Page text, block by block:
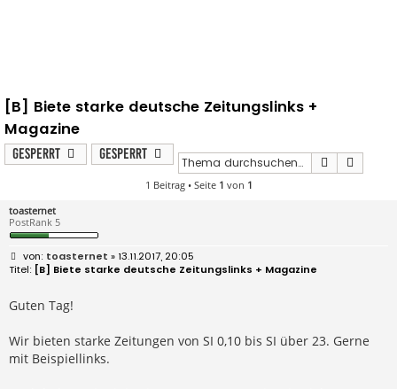
[B] Biete starke deutsche Zeitungslinks +
Magazine
Gesperrt Gesperrt Suche
1 Beitrag • Seite 1 von 1
toasternet
PostRank 5
B
e
i
r
a
toasternet » 13.11.2017, 20:05
[B] Biete starke deutsche Zeitungslinks + Magazine
Guten Tag!
Wir bieten starke Zeitungen von SI 0,10 bis SI über 23. Gerne
mit Beispiellinks.